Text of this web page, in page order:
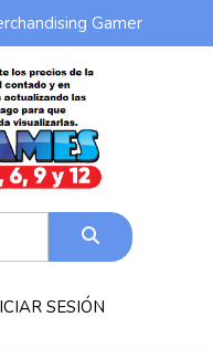
Gamer
SESIÓN